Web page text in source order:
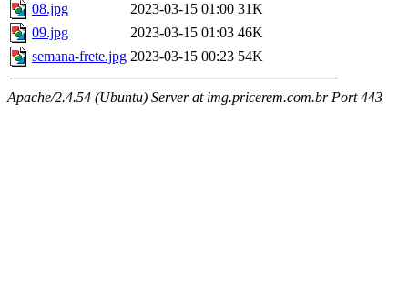
08.jpg
2023-03-15 01:00 31K
09.jpg
2023-03-15 01:03 46K
semana-frete.jpg 2023-03-15 00:23 54K
Apache/2.4.54 (Ubuntu) Server at img.pricerem.com.br Port 443